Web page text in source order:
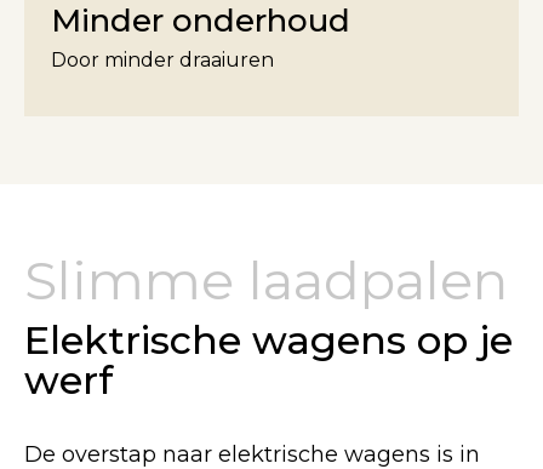
Minder onderhoud
Door minder draaiuren
Slimme laadpalen
Elektrische wagens op je
werf
De overstap naar elektrische wagens is in